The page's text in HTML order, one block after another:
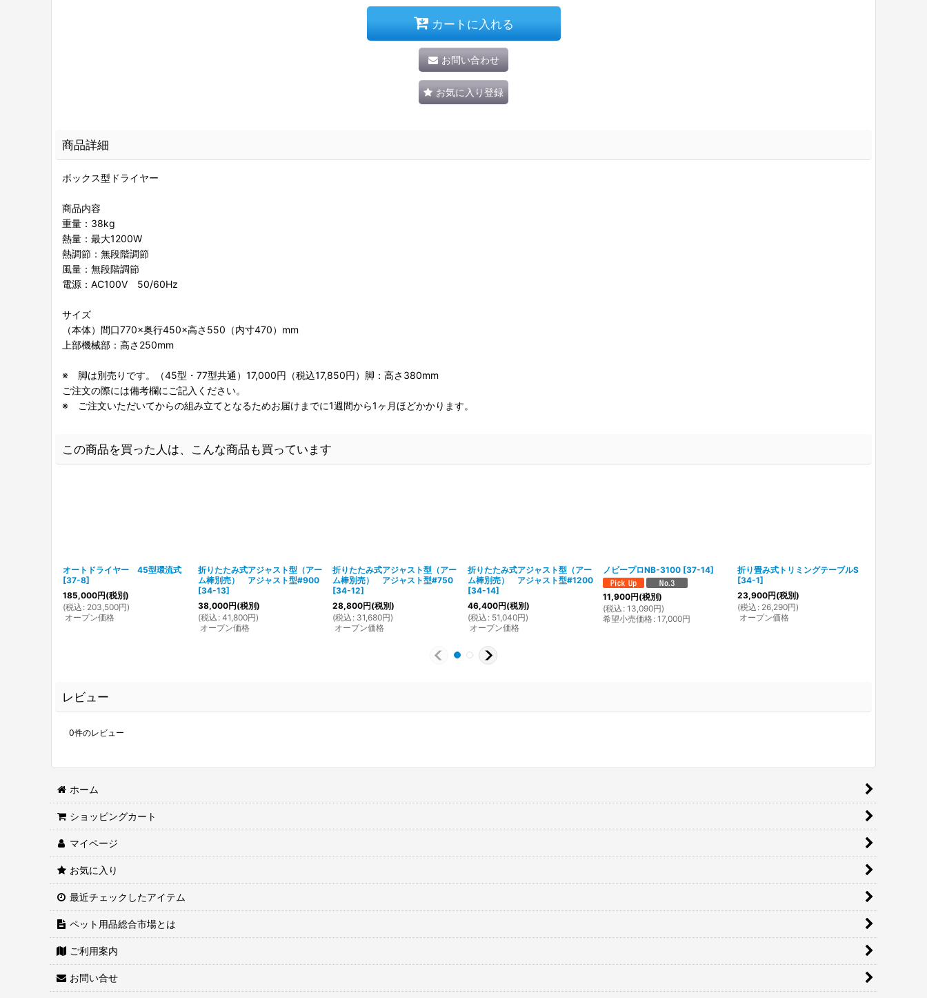
カートに入れる
お問い合わせ
お気に入り登録
商品詳細
ボックス型ドライヤー
商品内容
重量：38kg
熱量：最大1200W
熱調節：無段階調節
風量：無段階調節
電源：AC100V 50/60Hz
サイズ
（本体）間口770×奥行450×高さ550（内寸470）mm
上部機械部：高さ250mm
※ 脚は別売りです。（45型・77型共通）17,000円（税込17,850円）脚：高さ380mm
ご注文の際には備考欄にご記入ください。
※ ご注文いただいてからの組み立てとなるためお届けまでに1週間から1ヶ月ほどかかります。
この商品を買った人は、こんな商品も買っています
オートドライヤー 45型環流式
[37-8]
185,000円(税別)
(税込 : 203,500円)
オープン価格
折りたたみ式アジャスト型（アー
ム棒別売） アジャスト型#900
[34-13]
38,000円(税別)
(税込 : 41,800円)
オープン価格
折りたたみ式アジャスト型（アー
ム棒別売） アジャスト型#750
[34-12]
28,800円(税別)
(税込 : 31,680円)
オープン価格
折りたたみ式アジャスト型（アー
ム棒別売） アジャスト型#1200
[34-14]
46,400円(税別)
(税込 : 51,040円)
オープン価格
ノビープロNB-3100 [37-14]
11,900円(税別)
(税込 : 13,090円)
希望小売価格: 17,000円
折り畳み式トリミングテーブルS
[34-1]
23,900円(税別)
(税込 : 26,290円)
オープン価格
レビュー
0件のレビュー
ホーム
ショッピングカート
マイページ
お気に入り
最近チェックしたアイテム
ペット用品総合市場とは
ご利用案内
お問い合せ